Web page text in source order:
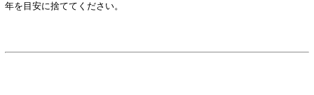
年を目安に捨ててください。